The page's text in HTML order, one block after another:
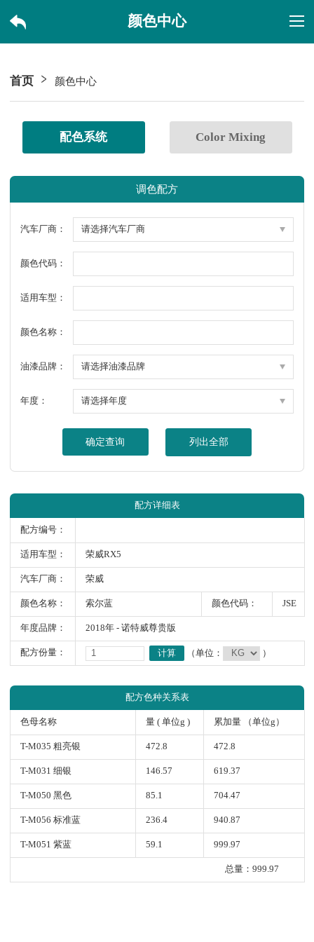
颜色中心
首页 颜色中心
配色系统 Color Mixing
调色配方
汽车厂商：
颜色代码：
适用车型：
颜色名称：
油漆品牌：
年度：
确定查询 列出全部
配方详细表
配方编号：
适用车型： 荣威RX5
汽车厂商： 荣威
颜色名称： 索尔蓝 颜色代码： JSE
年度品牌： 2018年 - 诺特威尊贵版
配方份量： 计算 （单位： ）
配方色种关系表
色母名称 量 ( 单位g ) 累加量 （单位g）
T-M035 粗亮银 472.8 472.8
T-M031 细银 146.57 619.37
T-M050 黑色 85.1 704.47
T-M056 标准蓝 236.4 940.87
T-M051 紫蓝 59.1 999.97
总量：999.97